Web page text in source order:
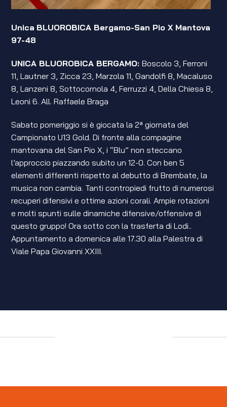
Unica BLUOROBICA Bergamo-San Pio X Mantova
97-48
UNICA BLUOROBICA BERGAMO:Boscolo 3, Ferroni
11, Lautner 3, Zicca 23, Marzola 11, Gandolfi 8, Macaluso
8, Lanzeni 8, Sottocornola 4, Ferruzzi 4, Della Chiesa 8,
Leoni 6. All. Raffaele Braga
Sabato pomeriggio si è giocata la 2ª giornata del
Campionato U13 Gold. Di fronte alla compagine
mantovana del San Pio X, i “Blu” non steccano
l’approccio piazzando subito un 12-0. Con ben 5
elementi differenti rispetto al debutto di Brembate, la
musica non cambia. Tanti contropiedi frutto di numerosi
recuperi difensivi e ottime azioni corali. Ampie rotazioni
e molti spunti sulle dinamiche difensive/offensive di
questo gruppo! Ora sotto con la trasferta di Lodi..
Appuntamento a domenica alle 17.30 alla Palestra di
Viale Papa Giovanni XXIII.